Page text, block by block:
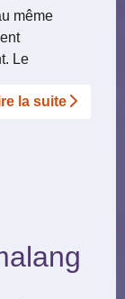
même
Le
la suite­­